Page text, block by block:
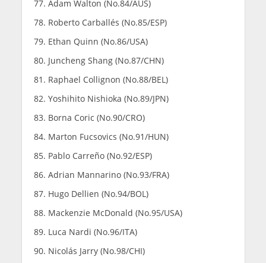
Adam Walton (No.84/AUS)
Roberto Carballés (No.85/ESP)
Ethan Quinn (No.86/USA)
Juncheng Shang (No.87/CHN)
Raphael Collignon (No.88/BEL)
Yoshihito Nishioka (No.89/JPN)
Borna Coric (No.90/CRO)
Marton Fucsovics (No.91/HUN)
Pablo Carreño (No.92/ESP)
Adrian Mannarino (No.93/FRA)
Hugo Dellien (No.94/BOL)
Mackenzie McDonald (No.95/USA)
Luca Nardi (No.96/ITA)
Nicolás Jarry (No.98/CHI)